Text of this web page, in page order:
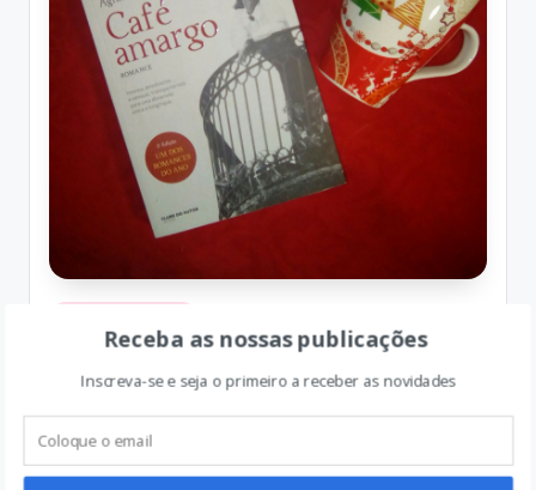
bem e com um estilo muito próprio. Não conhecia a
autora e fiquei agradavelmente surpreendida com a sua
Receba as nossas publicações
Inscreva-se e seja o primeiro a receber as novidades